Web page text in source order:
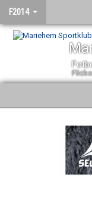
F2014